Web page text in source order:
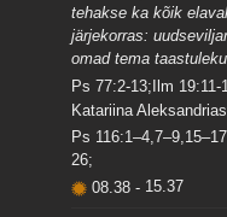
tehakse ka kõik
järjekorras:
omad tema
Ps 77:2-13;Ilm 19:11-
Katariina
Ps
26;
08.38- 15.37